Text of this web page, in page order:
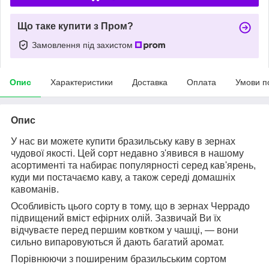
Що таке купити з Пром?
Замовлення під захистом
Опис Характеристики Доставка Оплата Умови
Опис
У нас ви можете купити бразильську каву в зернах
чудової якості. Цей сорт недавно з'явився в нашому
асортименті та набирає популярності серед кав'ярень,
куди ми постачаємо каву, а також середі домашніх
кавоманів.
Особливість цього сорту в тому, що в зернах Черрадо
підвищений вміст ефірних олій. Зазвичай Ви їх
відчуваєте перед першим ковтком у чашці, — вони
сильно випаровуються й дають багатий аромат.
Порівнюючи з поширеним бразильським сортом